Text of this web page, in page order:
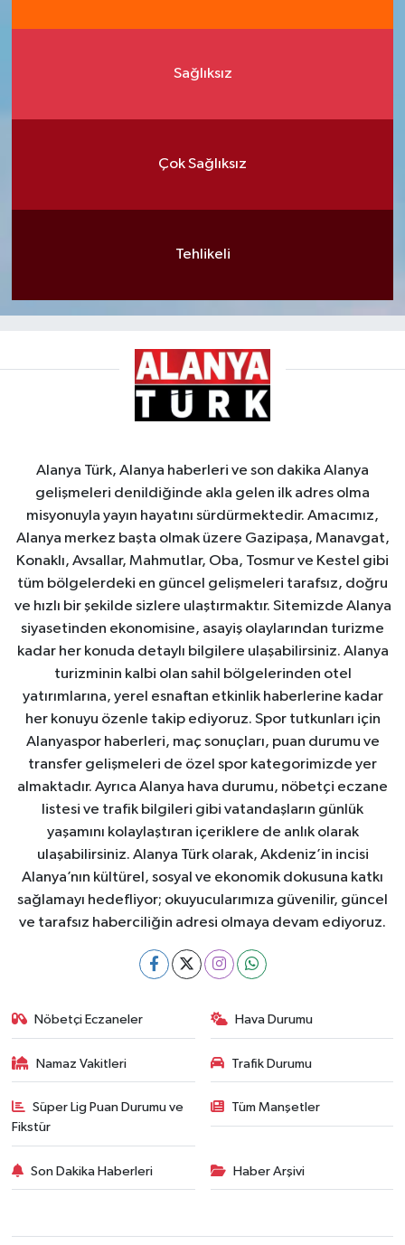
Sağlıksız
Çok Sağlıksız
Tehlikeli
Alanya Türk, Alanya haberleri ve son dakika Alanya
gelişmeleri denildiğinde akla gelen ilk adres olma
misyonuyla yayın hayatını sürdürmektedir. Amacımız,
Alanya merkez başta olmak üzere Gazipaşa, Manavgat,
Konaklı, Avsallar, Mahmutlar, Oba, Tosmur ve Kestel gibi
tüm bölgelerdeki en güncel gelişmeleri tarafsız, doğru
ve hızlı bir şekilde sizlere ulaştırmaktır. Sitemizde Alanya
siyasetinden ekonomisine, asayiş olaylarından turizme
kadar her konuda detaylı bilgilere ulaşabilirsiniz. Alanya
turizminin kalbi olan sahil bölgelerinden otel
yatırımlarına, yerel esnaftan etkinlik haberlerine kadar
her konuyu özenle takip ediyoruz. Spor tutkunları için
Alanyaspor haberleri, maç sonuçları, puan durumu ve
transfer gelişmeleri de özel spor kategorimizde yer
almaktadır. Ayrıca Alanya hava durumu, nöbetçi eczane
listesi ve trafik bilgileri gibi vatandaşların günlük
yaşamını kolaylaştıran içeriklere de anlık olarak
ulaşabilirsiniz. Alanya Türk olarak, Akdeniz’in incisi
Alanya’nın kültürel, sosyal ve ekonomik dokusuna katkı
sağlamayı hedefliyor; okuyucularımıza güvenilir, güncel
ve tarafsız haberciliğin adresi olmaya devam ediyoruz.
Nöbetçi Eczaneler Hava Durumu
Namaz Vakitleri Trafik Durumu
Süper Lig Puan Durumu ve
Fikstür
Tüm Manşetler
Son Dakika Haberleri Haber Arşivi